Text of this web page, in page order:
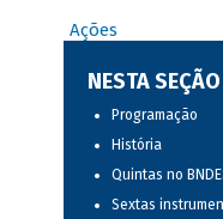
Ações
NESTA SEÇÃO
Programação
História
Quintas no
Sextas